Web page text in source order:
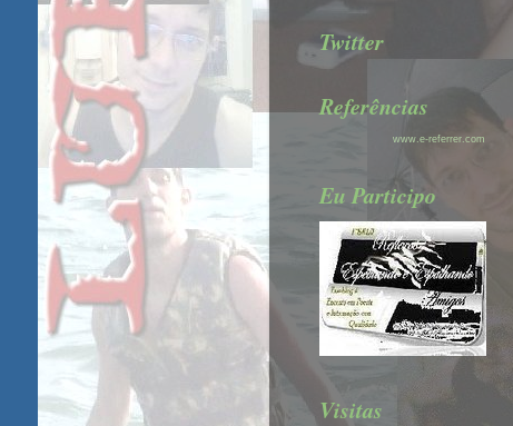
Twitter
Referências
www.e-referrer.com
Eu Participo
Visitas